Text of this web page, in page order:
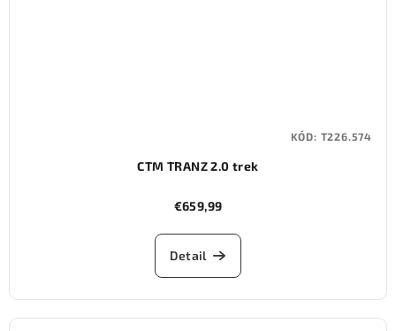
CTM TRANZ 2.0 trek
€659,99
Detail
KÓD: T226.574